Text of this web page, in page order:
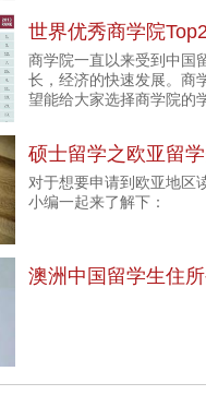
世界优秀商学院
商学院一直以来受到中国
长，经济的快速发展。商
望能给大家选择商学院的
硕士留学之欧亚留
对于想要申请到欧亚地区
小编一起来了解下：
澳洲中国留学生住